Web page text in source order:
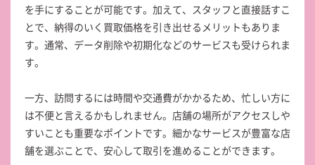
を手にすることが可能です。加えて、スタッフと直接話すこ
とで、納得のいく買取価格を引き出せるメリットもありま
す。通常、データ削除や初期化などのサービスも受けられま
す。
一方、訪問するには時間や交通費がかかるため、忙しい方に
は不便と言えるかもしれません。店舗の場所がアクセスしや
すいことも重要なポイントです。細かなサービスが豊富な店
舗を選ぶことで、安心して取引を進めることができます。